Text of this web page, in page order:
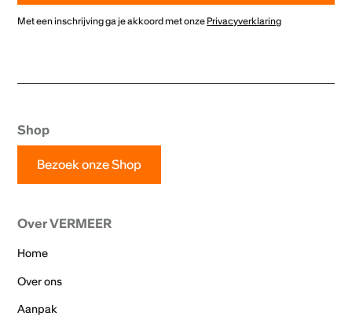
Met een inschrijving ga je akkoord met onze Privacyverklaring
Shop
Bezoek onze Shop
Over VERMEER
Home
Over ons
Aanpak